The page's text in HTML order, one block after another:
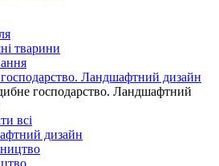
тварини
Ландшафтний дизайн
господарство. Ландшафтний
всі
дизайн